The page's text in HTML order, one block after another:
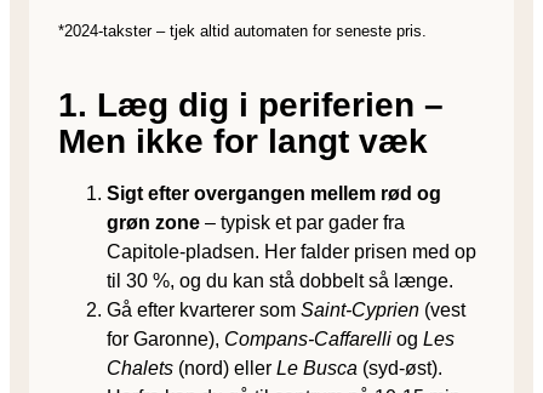
*2024-takster – tjek altid automaten for seneste pris.
1. Læg dig i periferien –
Men ikke for langt væk
Sigt efter overgangen mellem rød og
grøn zone – typisk et par gader fra
Capitole-pladsen. Her falder prisen med op
til 30 %, og du kan stå dobbelt så længe.
Gå efter kvarterer som Saint-Cyprien (vest
for Garonne), Compans-Caffarelli og Les
Chalets (nord) eller Le Busca (syd-øst).